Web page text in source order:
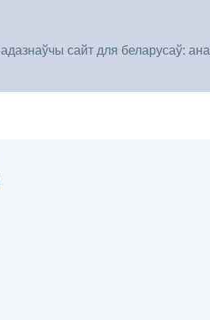
сайт для беларусаў: